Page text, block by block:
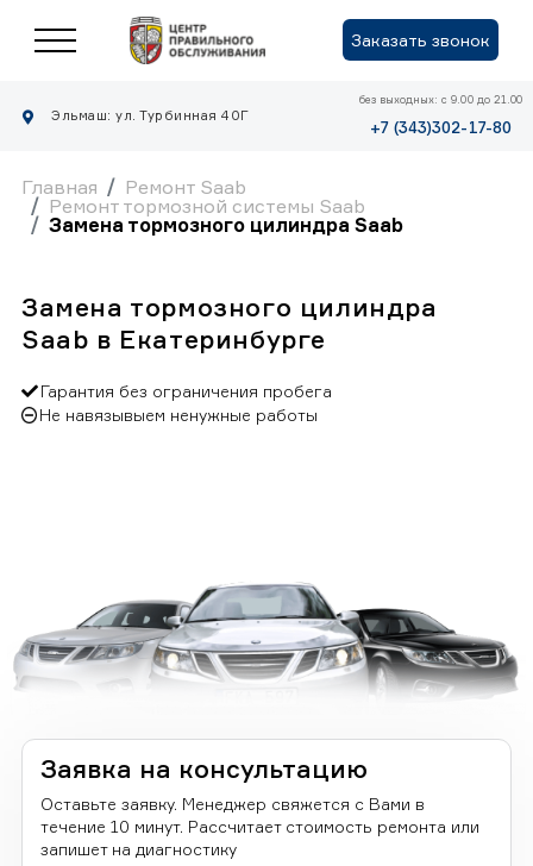
Заказать звонок
Эльмаш: ул. Турбинная 40Г
без выходных: с 9.00 до 21.00
+7 (343)302-17-80
Главная
Ремонт Saab
Ремонт тормозной системы Saab
Замена тормозного цилиндра Saab
Замена тормозного цилиндра
Saab в Екатеринбурге
Гарантия без ограничения пробега
Не навязывыем ненужные работы
Заявка на консультацию
Оставьте заявку. Менеджер свяжется с Вами в
течение 10 минут. Рассчитает стоимость ремонта или
запишет на диагностику